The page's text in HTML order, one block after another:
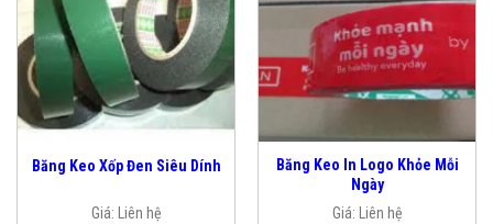
Băng Keo Xốp Đen Siêu Dính
Giá: Liên hệ
Băng Keo In Logo Khỏe Mỗi
Ngày
Giá:
Liên hệ